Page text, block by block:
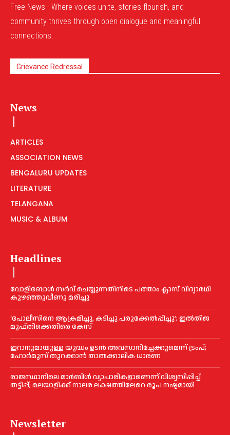
Free News - Where voices unite, stories flourish, and
community thrives through open dialogue and meaningful
connections.
Grievance Redressal
News
ARTICLES
ASSOCIATION NEWS
BENGALURU UPDATES
LITERATURE
TELANGANA
MUSIC & ALBUM
Headlines
വോളിബോൾ സർവ് ചെയ്യുന്നതിനിടെ പത്താം ക്ലാസ് വിദ്യാർഥി
കുഴഞ്ഞുവീണു മരിച്ചു
‘പോലീസിനെ ആക്രമിച്ചു, കടിച്ചു പരുക്കേല്‍പ്പിച്ചു’; ഇല്‍തിജ
മുഫ്തിക്കെതിരെ കേസ്
ഇറാനുമായുള്ള യുദ്ധം ഉടൻ അവസാനിച്ചേക്കുമെന്ന് ട്രംപ്;
ഹോർമുസ് തുറക്കാൻ താൽക്കാലിക ധാരണ
രാജസ്ഥാനിലെ മാർബിൾ വ്യാപാരികളാണെന്ന് വിശ്വസിപ്പിച്ച്
തട്ടിപ്പ്; മലയാളിക്ക് നാലര ലക്ഷത്തിലേറെ രൂപ നഷ്ടമായി
Newsletter